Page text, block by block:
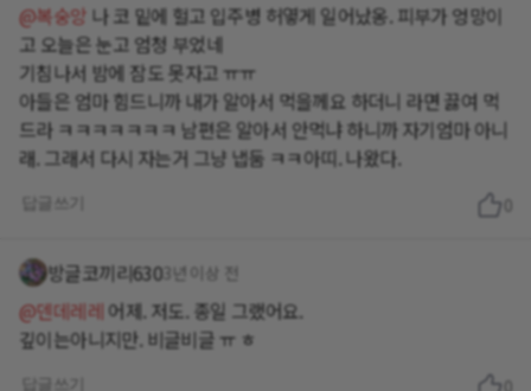
@복숭앙 나 코 밑에 헐고 입주병 허옇게 일어났옹. 피부가 엉망이
고 오늘은 눈고 엄청 부었네
기침나서 밤에 잠도 못자고 ㅠㅠ
아들은 엄마 힘드니까 내가 알아서 먹을께요 하더니 라면 끓여 먹
드라 ㅋㅋㅋㅋㅋㅋㅋ 남편은 알아서 안먹냐 하니까 자기엄마 아니
래. 그래서 다시 자는거 그냥 냅둠 ㅋㅋ아띠. 나왔다.
방글코끼리6303년 이상 전
@덴데레레 어제. 저도. 종일 그랬어요.
깊이는아니지만. 비글비글 ㅠ ㅎ